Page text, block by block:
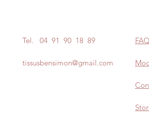
Tel. 04 91 90 18 89
tissusbensimon@gmail.com